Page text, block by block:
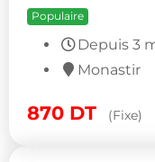
Populaire
Depuis 3
Monastir
870 DT (Fixe)